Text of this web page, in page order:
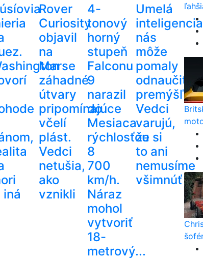
iná
Rover
Curiosity
objavil
na
Marse
záhadné
útvary
pripomínajúce
včelí
plást.
Vedci
netušia,
ako
vznikli
4-
tonový
horný
stupeň
Falconu
9
narazil
do
Mesiaca
rýchlosťou
8
700
km/h.
Náraz
mohol
vytvoriť
18-
metrový...
Umelá
inteligencia
nás
môže
pomaly
odnaučiť
premýšľať.
Vedci
varujú,
že si
to ani
nemusíme
všimnúť